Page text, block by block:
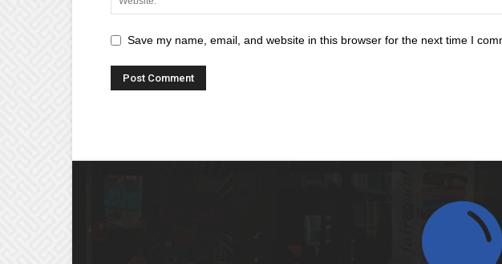
Save my name, email, and website in this browser for the next time I